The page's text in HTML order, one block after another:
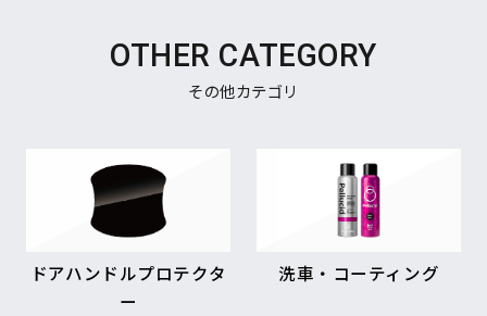
OTHER CATEGORY
その他カテゴリ
ドアハンドルプロテクタ
ー
洗車・コーティング